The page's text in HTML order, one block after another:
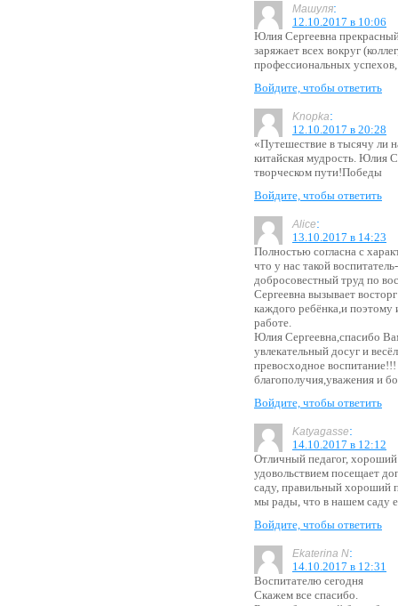
Машуля:
12.10.2017 в 10:06
Юлия Сергеевна
заряжает всех вокруг
профессиональных
Войдите, чтобы ответить
Knopka:
12.10.2017 в 20:28
«Путешествие в тысячу ли
китайская мудрость. Юлия
творческом пути!Победы
Войдите, чтобы ответить
Alice:
13.10.2017 в 14:23
Полностью согласна с
что у нас такой
добросовестный труд по
Сергеевна вызывает
каждого ребёнка,и поэтому
работе.
Юлия Сергеевна,спасибо
увлекательный досуг и
превосходное
благополучия,уважения и
Войдите, чтобы ответить
Katyagasse:
14.10.2017 в 12:12
Отличный педагог, хороший
удовольствием посещает
саду, правильный хороший
мы рады, что в нашем саду
Войдите, чтобы ответить
Ekaterina N:
14.10.2017 в 12:31
Воспитателю сегодня
Скажем все спасибо.